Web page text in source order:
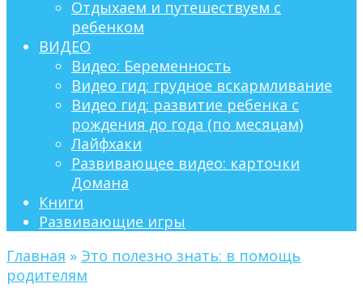
Отдыхаем и путешествуем с
ребенком
ВИДЕО
Видео: Беременность
Видео гид: грудное вскармливание
Видео гид: развитие ребенка с
рождения до года (по месяцам)
Лайфхаки
Развивающее видео: карточки
Домана
Книги
Развивающие игры
Главная » Это полезно знать: в помощь
родителям